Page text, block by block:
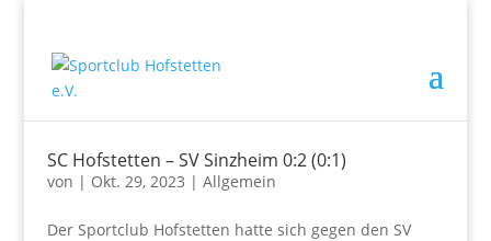
SC Hofstetten – SV Sinzheim 0:2 (0:1)
von | Okt. 29, 2023 | Allgemein
Der Sportclub Hofstetten hatte sich gegen den SV